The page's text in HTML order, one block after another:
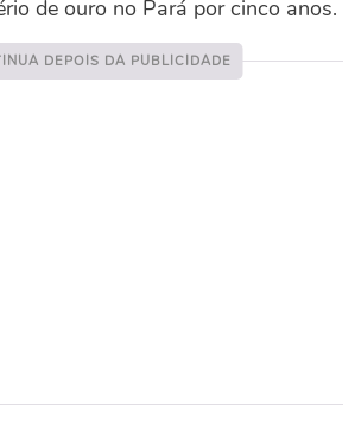
de ouro no Pará por cinco anos.